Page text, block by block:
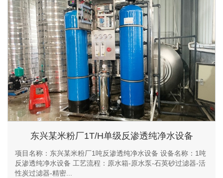
东兴某米粉厂1T/H单级反渗透纯净水设备
项目名称：东兴某米粉厂1吨反渗透纯净水设备 设备名称：1吨
反渗透纯净水设备 工艺流程：原水箱-原水泵-石英砂过滤器-活
性炭过滤器-精密...